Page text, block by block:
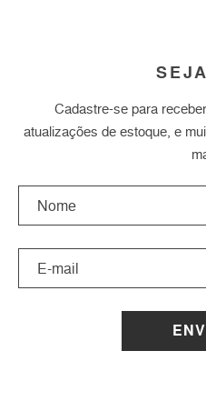
Cadastre-se para
atualizações de estoque, e